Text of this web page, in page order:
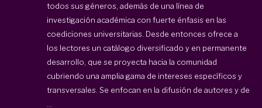
todos sus géneros, además de una línea de
investigación académica con fuerte énfasis en las
coediciones universitarias. Desde entonces ofrece a
los lectores un catálogo diversificado y en permanente
desarrollo, que se proyecta hacia la comunidad
cubriendo una amplia gama de intereses específicos y
transversales. Se enfocan en la difusión de autores y de